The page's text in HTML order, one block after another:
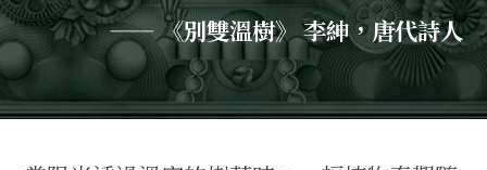
—— 《別雙溫樹》 李紳，唐代詩人